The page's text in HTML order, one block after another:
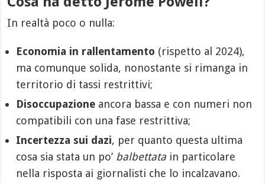
In realtà poco o nulla:
Economia in rallentamento (rispetto al 2024),
ma comunque solida, nonostante si rimanga in
territorio di tassi restrittivi;
Disoccupazione ancora bassa e con numeri non
compatibili con una fase restrittiva;
Incertezza sui dazi, per quanto questa ultima
cosa sia stata un po’ balbettata in particolare
nella risposta ai giornalisti che lo incalzavano.